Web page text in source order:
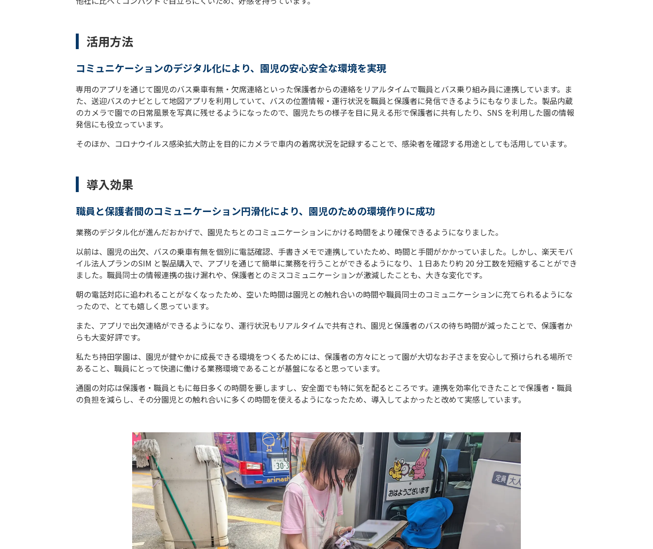
活用方法
コミュニケーションのデジタル化により、園児の安心安全な環境を実現
専用のアプリを通じて園児のバス乗車有無・欠席連絡といった保護者からの連絡をリアルタイムで職員とバス乗り組み員に連携しています。ま
た、送迎バスのナビとして地図アプリを利用していて、バスの位置情報・運行状況を職員と保護者に発信できるようにもなりました。製品内蔵
のカメラで園での日常風景を写真に残せるようになったので、園児たちの様子を目に見える形で保護者に共有したり、SNS を利用した園の情報
発信にも役立っています。
そのほか、コロナウイルス感染拡大防止を目的にカメラで車内の着席状況を記録することで、感染者を確認する用途としても活用しています。
導入効果
職員と保護者間のコミュニケーション円滑化により、園児のための環境作りに成功
業務のデジタル化が進んだおかげで、園児たちとのコミュニケーションにかける時間をより確保できるようになりました。
以前は、園児の出欠、バスの乗車有無を個別に電話確認、手書きメモで連携していたため、時間と手間がかかっていました。しかし、楽天モバ
イル法人プランのSIM と製品購入で、アプリを通じて簡単に業務を行うことができるようになり、１日あたり約 20 分工数を短縮することができ
ました。職員同士の情報連携の抜け漏れや、保護者とのミスコミュニケーションが激減したことも、大きな変化です。
朝の電話対応に追われることがなくなったため、空いた時間は園児との触れ合いの時間や職員同士のコミュニケーションに充てられるようにな
ったので、とても嬉しく思っています。
また、アプリで出欠連絡ができるようになり、運行状況もリアルタイムで共有され、園児と保護者のバスの待ち時間が減ったことで、保護者か
らも大変好評です。
私たち持田学園は、園児が健やかに成長できる環境をつくるためには、保護者の方々にとって園が大切なお子さまを安心して預けられる場所で
あること、職員にとって快適に働ける業務環境であることが基盤になると思っています。
通園の対応は保護者・職員ともに毎日多くの時間を要しますし、安全面でも特に気を配るところです。連携を効率化できたことで保護者・職員
の負担を減らし、その分園児との触れ合いに多くの時間を使えるようになったため、導入してよかったと改めて実感しています。